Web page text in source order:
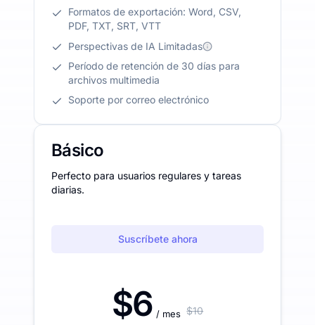
Formatos de exportación: Word, CSV,
PDF, TXT, SRT, VTT
Perspectivas de IA Limitadas
Período de retención de 30 días para
archivos multimedia
Soporte por correo electrónico
Básico
Perfecto para usuarios regulares y tareas
diarias.
Suscríbete ahora
$6 / mes $10